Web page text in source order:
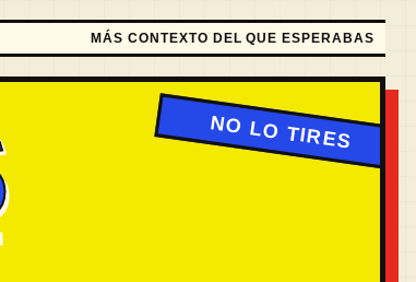
MÁS CONTEXTO DEL QUE ESPERABAS